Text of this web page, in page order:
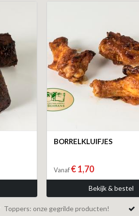
BORRELKLUIFJES
Vanaf € 1,70
Bekijk & bestel
Toppers: onze gegrilde producten!